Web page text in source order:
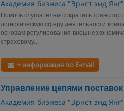
Академия бизнеса "Эрнст энд Янг"
Помочь слушателям сократить
логистическую сферу деятельности
основам регулирования
страховому...
+ информация по E-mail
Управление цепями поставок
Академия бизнеса "Эрнст энд Янг"